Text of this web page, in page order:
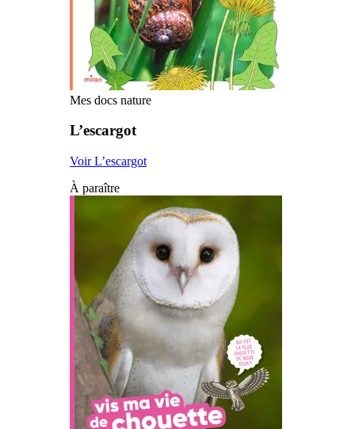
Mes docs nature
L’escargot
Voir L’escargot
À paraître